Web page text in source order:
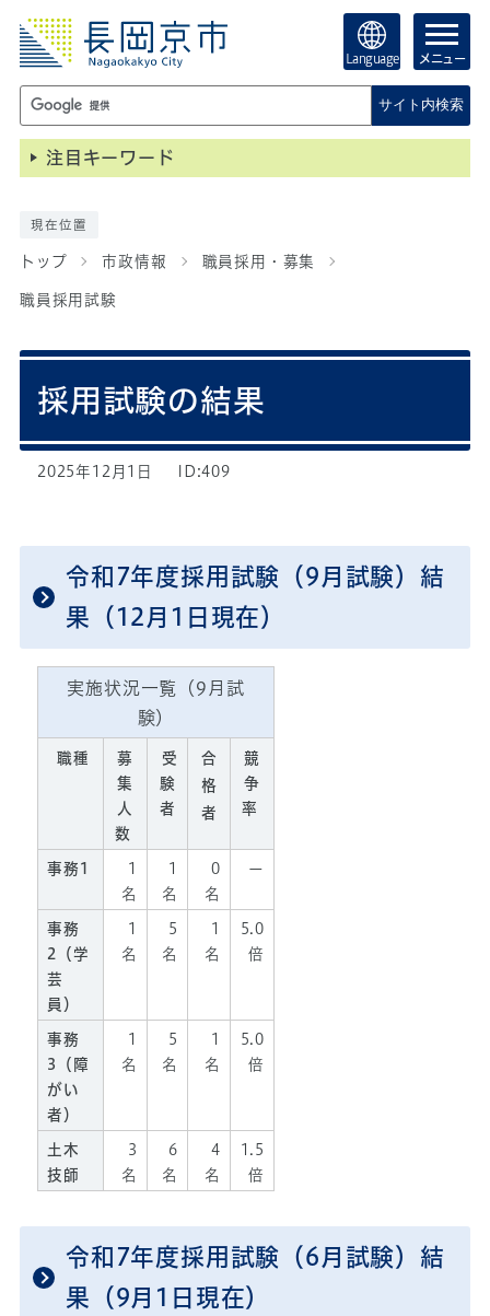
Language メニュー
サイト内検索
注目キーワード
現在位置
トップ 市政情報 職員採用・募集
職員採用試験
採用試験の結果
2025年12月1日 ID:409
令和7年度採用試験（9月試験）結
果（12月1日現在）
実施状況一覧（9月試
験）
職種
募
集
人
数
受
験
者
合
格
者
競
争
率
事務1
1
名
1
名
0
名
ー
事務
2（学
芸
員）
1
名
5
名
1
名
5.0
倍
事務
3（障
がい
者）
1
名
5
名
1
名
5.0
倍
土木
技師
3
名
6
名
4
名
1.5
倍
令和7年度採用試験（6月試験）結
果（9月1日現在）